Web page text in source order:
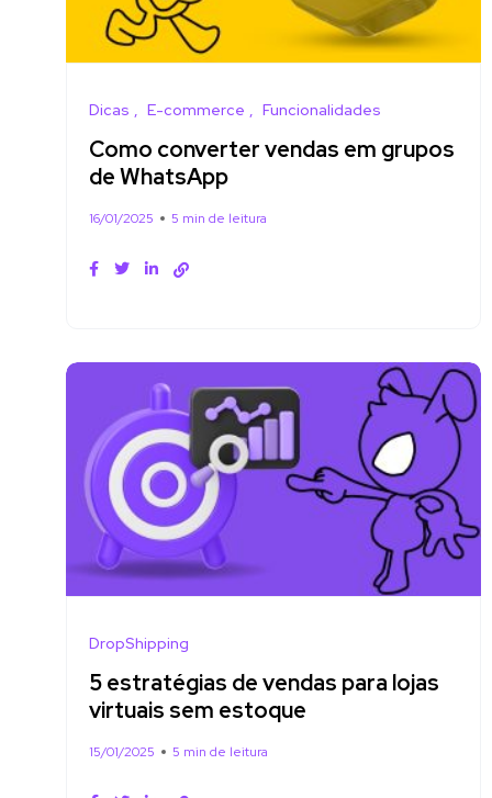
Dicas E-commerce Funcionalidades
Como converter vendas em grupos
de WhatsApp
16/01/2025 5 min de leitura
DropShipping
5 estratégias de vendas para lojas
virtuais sem estoque
15/01/2025 5 min de leitura